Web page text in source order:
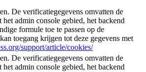
De verificatiegegevens omvatten de
admin console gebied, het backend
formule toe te passen op de
toegang krijgen tot deze gegevens met
support/article/cookies/
De verificatiegegevens omvatten de
admin console gebied, het backend